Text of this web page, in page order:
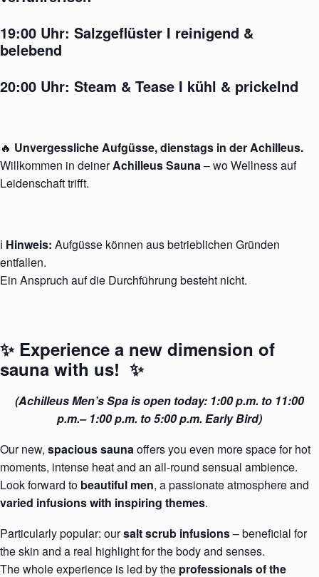
19:00 Uhr: Salzgeflüster I reinigend &
belebend
20:00 Uhr: Steam & Tease I kühl & prickelnd
🔥 Unvergessliche Aufgüsse, dienstags in der Achilleus.
Willkommen in deinerAchilleus Sauna– wo Wellness auf
Leidenschaft trifft.
ℹ️ Hinweis: Aufgüsse können aus betrieblichen Gründen
entfallen.
Ein Anspruch auf die Durchführung besteht nicht.
✨ Experience a new dimension of
sauna with us! ✨
(Achilleus Men’s Spa is open today: 1:00 p.m. to 11:00
p.m.– 1:00 p.m. to 5:00 p.m. Early Bird)
Our new, spacious saunaoffers you even more space for hot
moments, intense heat and an all-round sensual ambience.
Look forward to beautiful men, a passionate atmosphere and
varied infusions with inspiring themes.
Particularly popular: oursalt scrub infusions– beneficial for
the skin and a real highlight for the body and senses.
The whole experience is led by the professionals of the